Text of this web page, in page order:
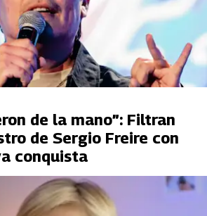
de la mano”: Filtran
de Sergio Freire con
conquista